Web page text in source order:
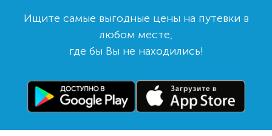
Ищите самые выгодные цены на путевки в
любом месте,
где бы Вы не находились!